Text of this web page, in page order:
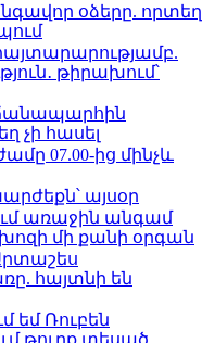
օձերը. որտեղ
թիրախում՝
ճանապարհին
չի հասել
07.00-ից մինչև
այսօր
առաջին անգամ
մի քանի օրգան
հայտնի են
Ռուբեն
թուրք տեսած